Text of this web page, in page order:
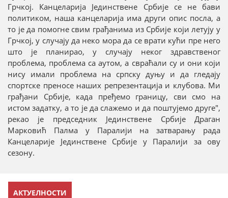
Грчкој. Канцеларија Јединствене Србије се не бави
политиком, наша канцеларија има други опис посла, а
то је да помогне свим грађанима из Србије који летују у
Грчкој, у случају да неко мора да се врати кући пре него
што је планирао, у случају неког здравственог
проблема, проблема са аутом, а свраћали су и они који
нису имали проблема на српску дуњу и да гледају
спортске преносе наших репрезентација и клубова. Ми
грађани Србије, када пређемо границу, сви смо на
истом задатку, а то је да слажемо и да поштујемо друге",
рекао је председник Јединствене Србије Драган
Марковић Палма у Паралији на затварању рада
Канцеларије Јединствене Србије у Паралији за ову
сезону.
АКТУЕЛНОСТИ